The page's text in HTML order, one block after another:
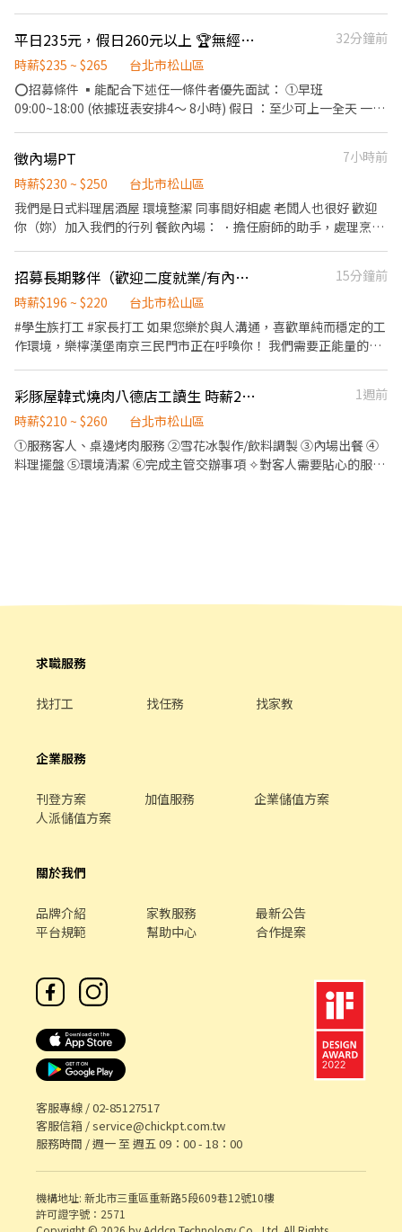
不能做美甲、擦指甲油
平日235元，假日260元以上 🏆無經驗也可以輕鬆上手🧑‍🎓學生打工🌟福利優🏅
32分鐘前
時薪$235 ~ $265
台北市松山區
⭕招募條件 ▪能配合下述任一條件者優先面試： ①早班
09:00~18:00 (依據班表安排4～ 8小時) 假日 ：至少可上一全天 一週
09:00~23:00(依據班表安排4～ 8小時) 假日 ：兩天都可上 一個月
最少6天班 。 *其餘時段面試時皆可以商談！ ▪職前教育訓練，歡迎
無經驗者加入!! ▪歡迎二度就業、外籍學生、實習簽約 ▪彈性排
班：09:00~23:00(請於面試時與主管確認班表) ⭕工作內容 ▪外場
具清洗→庫存盤點、出貨 等 ⭕獎金福利 ▪生日禮券 ▪不定期活動
競賽獎金 ▪一年4次考核及調薪！！ ▪加班費5分鐘為單位計算 ⭕
企業魅力 ▪「以人為本」注重團隊合作及交流，採納同仁的意見，
提升參與感 ▪除學習到日本商業禮儀、衛生知識及專業的烹飪技
巧，還可接觸店鋪的經營管理，例如：成本控管及數據分析等專業
知識 ▪升遷快速且制度完善，依努力及成果將有升遷加薪的機會
▪享有完善的福利制度，加班費為5分鐘為單位計算，重視員工的辛
致力成為頂尖品牌
徵內場PT
7小時前
時薪$230 ~ $250
台北市松山區
我們是日式料理居酒屋 環境整潔 同事間好相處 老闆人也很好 歡迎
你（妳）加入我們的行列 餐飲內場： ．擔任廚師的助手，處理烹飪
所需要的食材。 ．協助測量食材的容量與重量。 ．負責擺盤、打包
外帶服務。
招募長期夥伴（歡迎二度就業/有內場經驗佳）
15分鐘前
時薪$196 ~ $220
台北市松山區
#學生族打工 #家長打工 如果您樂於與人溝通，喜歡單純而穩定的工
作環境，樂檸漢堡南京三民門市正在呼喚你！ 我們需要正能量的您
潔、提供餐點等。 #早班內場 #歡迎家長夥伴 #歡迎二度就業 排班時
段 09:00 ~ 21：30（依可配合時間安排） 每日排班 3小時起 每週排
班20小時＆以上 上班時段 #晚班 #午班 #假日班 #歡迎學生工讀＆二
度就讀
彩豚屋韓式燒肉八德店工讀生 時薪265元
1週前
時薪$210 ~ $260
台北市松山區
①服務客人、桌邊烤肉服務 ②雪花冰製作/飲料調製 ③內場出餐 ④
料理擺盤 ⑤環境清潔 ⑥完成主管交辦事項 ✧對客人需要貼心的服務
求職服務
找打工 找任務 找家教
企業服務
刊登方案 加值服務
企業儲值方案
人派儲值方案
關於我們
品牌介紹 家教服務
最新公告
平台規範
幫助中心 合作提案
客服專線 /02-85127517
客服信箱 /service@chickpt.com.tw
服務時間 / 週一 至 週五 09：00 - 18：00
機構地址: 新北市三重區重新路5段609巷12號10樓
許可證字號：2571